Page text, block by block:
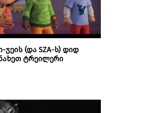
ჯეის (და SZA-ს) დიდ
ტრეილერი